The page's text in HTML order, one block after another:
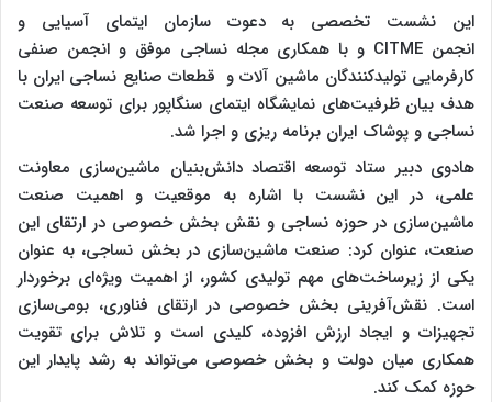
این نشست تخصصی به دعوت سازمان ایتمای آسیایی و
انجمن CITME و با همکاری مجله نساجی موفق و انجمن صنفی
کارفرمایی تولیدکنندگان ماشین آلات و قطعات صنایع نساجی ایران با
هدف بیان ظرفیت‌های نمایشگاه ایتمای سنگاپور برای توسعه صنعت
نساجی و پوشاک ایران برنامه ریزی و اجرا شد.
هادوی دبیر ستاد توسعه اقتصاد دانش‌بنیان ماشین‌سازی معاونت
علمی، در این نشست با اشاره به موقعیت و اهمیت صنعت
ماشین‌سازی در حوزه نساجی و نقش بخش خصوصی در ارتقای این
صنعت، عنوان کرد: صنعت ماشین‌سازی در بخش نساجی، به عنوان
یکی از زیرساخت‌های مهم تولیدی کشور، از اهمیت ویژه‌ای برخوردار
است. نقش‌آفرینی بخش خصوصی در ارتقای فناوری، بومی‌سازی
تجهیزات و ایجاد ارزش افزوده، کلیدی است و تلاش برای تقویت
همکاری میان دولت و بخش خصوصی می‌تواند به رشد پایدار این
حوزه کمک کند.